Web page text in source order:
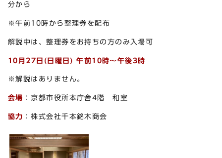
分から
※午前10時から整理券を配布
解説中は、整理券をお持ちの方のみ入場可
10月27日(日曜日) 午前10時～午後3時
※解説はありません。
会場 ：京都市役所本庁舎4階 和室
協力 ：株式会社千本銘木商会